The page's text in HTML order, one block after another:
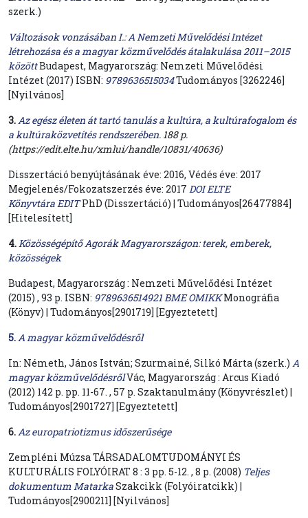
szerk.)
Változások vonzásában I.: A Nemzeti Művelődési Intézet
létrehozása és a magyar közművelődés átalakulása 2011–2015
közöttBudapest, Magyarország: Nemzeti Művelődési
Intézet (2017) ISBN: 9789636515034Tudományos [3262246]
[Nyilvános]
3. Az egész életen át tartó tanulás a kultúra, a kultúrafogalom és
a kultúraközvetítés rendszerében. 188 p.
(https://edit.elte.hu/xmlui/handle/10831/40636)
Disszertáció benyújtásának éve: 2016, Védés éve: 2017
Megjelenés/Fokozatszerzés éve: 2017 DOIELTE
Könyvtára EDIT PhD (Disszertáció) | Tudományos[26477884]
[Hitelesített]
4. Közösségépítő Agorák Magyarországon: terek, emberek,
közösségek
Budapest, Magyarország : Nemzeti Művelődési Intézet
(2015) , 93 p. ISBN: 9789636514921 BME OMIKK Monográfia
(Könyv) | Tudományos[2901719] [Egyeztetett]
5. A magyar közművelődésről
In: Németh, János István; Szurmainé, Silkó Márta (szerk.) A
magyar közművelődésrőlVác, Magyarország : Arcus Kiadó
(2012) 142 p. pp. 11-67. , 57 p. Szaktanulmány (Könyvrészlet) |
Tudományos[2901727] [Egyeztetett]
6. Az europatriotizmus időszerűsége
Zempléni Múzsa TÁRSADALOMTUDOMÁNYI ÉS
KULTURÁLIS FOLYÓIRAT 8 : 3 pp. 5-12. , 8 p. (2008) Teljes
dokumentum MatarkaSzakcikk (Folyóiratcikk) |
Tudományos[2900211] [Nyilvános]